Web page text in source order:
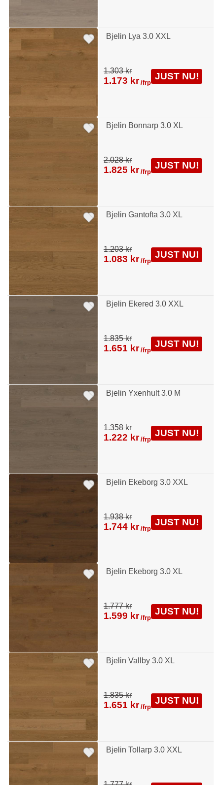
Bjelin Lya 3.0 XXL
Bjelin Bonnarp 3.0 XL
Bjelin Gantofta 3.0 XL
1.303 kr
1.173 kr /frp
JUST NU!
Bjelin Ekered 3.0 XXL
2.028 kr
1.825 kr /frp
JUST NU!
Bjelin Yxenhult 3.0 M
1.203 kr
1.083 kr /frp
JUST NU!
Bjelin Ekeborg 3.0 XXL
1.835 kr
1.651 kr /frp
JUST NU!
Bjelin Ekeborg 3.0 XL
1.358 kr
1.222 kr /frp
JUST NU!
Bjelin Vallby 3.0 XL
1.938 kr
1.744 kr /frp
JUST NU!
Bjelin Tollarp 3.0 XXL
1.777 kr
1.599 kr /frp
JUST NU!
1.835 kr
1.651 kr /frp
JUST NU!